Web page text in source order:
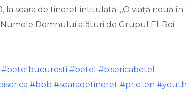
la seara de tineret intitulată: ,,O viață nouă în
Numele Domnului alături de Grupul El-Roi.
#betelbucuresti #betel #bisericabetel
#bbb #searadetineret #prieten #youth